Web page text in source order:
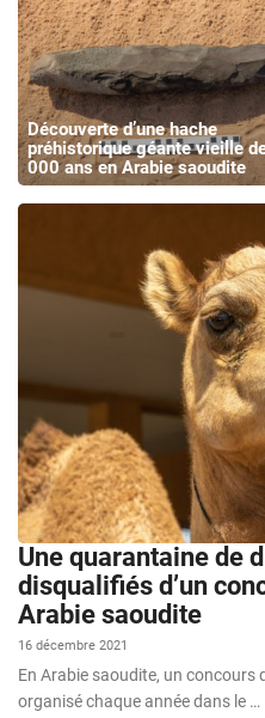
Découverte d’une hache
préhistorique géante vieille
000 ans en Arabie saoudite
Une quarantaine de
disqualifiés d’un
Arabie saoudite
16 décembre 2021
En Arabie saoudite, un concours
organisé chaque année dans le …